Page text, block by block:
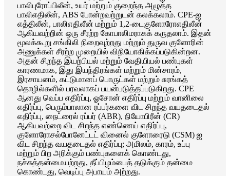
பாலிபுரோப்பிலீன், உயர் மற்றும் குறைந்த அழுத்த
பாலிஎதிலீன், ABS போன்றவற்றுடன் கலக்கலாம். CPE-ஐ
எத்திலீன், பாலிஎதிலீன் மற்றும் 1,2-டைகுளோரோஎதிலீன்
ஆகியவற்றின் ஒரு சீரற்ற கோபாலிமராகக் கருதலாம். இதன்
மூலக்கூறு சங்கிலி நிறைவுற்றது மற்றும் துருவ குளோரின்
அணுக்கள் சீரற்ற முறையில் விநியோகிக்கப்படுகின்றன.
அதன் சிறந்த இயற்பியல் மற்றும் வேதியியல் பண்புகள்
காரணமாக, இது இயந்திரங்கள் மற்றும் மின்சாரம்,
இரசாயனம், கட்டுமானப் பொருட்கள் மற்றும் சுரங்கத்
தொழில்களில் பரவலாகப் பயன்படுத்தப்படுகிறது. CPE
ஆனது வெப்ப எதிர்ப்பு, ஓசோன் எதிர்ப்பு மற்றும் வானிலை
எதிர்ப்பு, பெரும்பாலான ரப்பர்களை விட சிறந்த வயதடைதல்
எதிர்ப்பு, நைட்ரைல் ரப்பர் (ABR), நியோபிரீன் (CR)
ஆகியவற்றை விட சிறந்த எண்ணெய் எதிர்ப்பு,
குளோரோசல்போனேட்டட் வினைல் குளோரைடு (CSM) ஐ
விட சிறந்த வயதடைதல் எதிர்ப்பு; அமிலம், காரம், உப்பு
மற்றும் பிற அரிக்கும் பண்புகளைக் கொண்டது,
நச்சுத்தன்மையற்றது, தீப்பிழம்பைத் தடுக்கும் தன்மை
கொண்டது, வெடிப்பு அபாயம் அற்றது.